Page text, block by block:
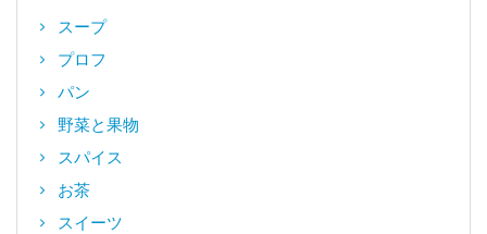
スープ
プロフ
パン
野菜と果物
スパイス
お茶
スイーツ